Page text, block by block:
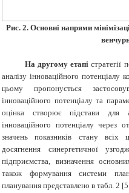
Рис. 2. Основні напрями
На другому етапі стратегії
аналізу інноваційного потенціалу
цьому пропонується
інноваційного потенціалу та
оцінка створює підстави для
інноваційного потенціалу через
значень показників стану
досягнення синергетичної
підприємства, визначення
також формування системи
планування представлено в табл. 2